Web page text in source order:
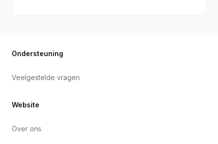
Ondersteuning
Veelgestelde vragen
Website
Over ons